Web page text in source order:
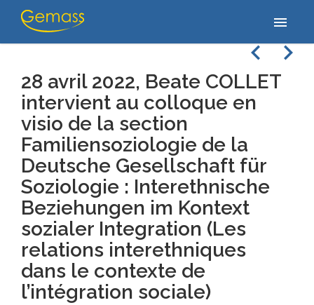
menu
Accueil/Actualités
colloque en visio de la section Familiensoziologie de…
navigate_beforenavigate_next
28 avril 2022, Beate COLLET
intervient au colloque en
visio de la section
Familiensoziologie de la
Deutsche Gesellschaft für
Soziologie : Interethnische
Beziehungen im Kontext
sozialer Integration (Les
relations interethniques
dans le contexte de
l’intégration sociale)